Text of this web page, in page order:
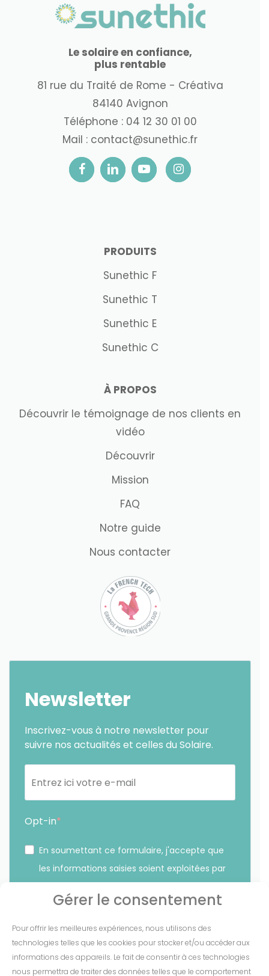
Gérer le consentement
Pour offrir les meilleures expériences, nous utilisons des
technologies telles que les cookies pour stocker et/ou accéder aux
informations des appareils. Le fait de consentir à ces technologies
nous permettra de traiter des données telles que le comportement
Le solaire en confiance,
plus rentable
81 rue du Traité de Rome - Créativa
84140 Avignon
Téléphone : 04 12 30 01 00
Mail : contact@sunethic.fr
PRODUITS
Sunethic F
Sunethic T
Sunethic E
Sunethic C
À PROPOS
Découvrir le témoignage de nos clients en
vidéo
Découvrir
Mission
FAQ
Notre guide
Nous contacter
Newsletter
Inscrivez-vous à notre newsletter pour
suivre nos actualités et celles du Solaire.
Opt-in
En soumettant ce formulaire, j'accepte que
les informations saisies soient exploitées par
sur le lien présent dans nos emails.
S'INSCRIRE